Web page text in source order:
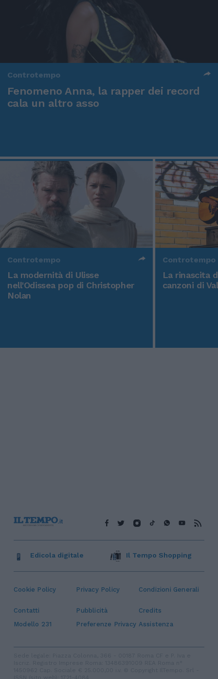
Controtempo
Fenomeno Anna, la rapper dei record
cala un altro asso
Controtempo
La modernità di Ulisse
nell'Odissea pop di Christopher
Nolan
Controtempo
La rinascita
canzoni di
Cookie Policy Privacy Policy Condizioni Generali
Contatti Pubblicità
Credits
Modello 231
Preferenze Privacy Assistenza
Edicola digitale Il Tempo Shopping